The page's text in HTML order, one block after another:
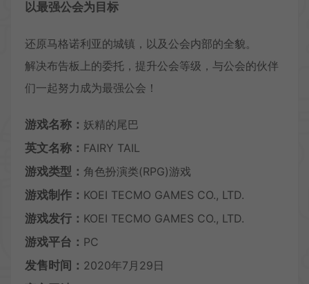
以最强公会为目标
还原马格诺利亚的城镇，以及公会内部的全貌。
解决布告板上的委托，提升公会等级，与公会的伙伴
们一起努力成为最强公会！
游戏名称： 妖精的尾巴
英文名称： FAIRY TAIL
游戏类型： 角色扮演类(RPG)游戏
游戏制作： KOEI TECMO GAMES CO., LTD.
游戏发行： KOEI TECMO GAMES CO., LTD.
游戏平台： PC
发售时间： 2020年7月29日